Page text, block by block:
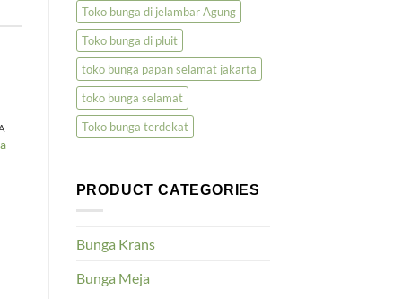
Toko bunga di jelambar Agung
Toko bunga di pluit
toko bunga papan selamat jakarta
toko bunga selamat
Toko bunga terdekat
PRODUCT CATEGORIES
Bunga Krans
Bunga Meja